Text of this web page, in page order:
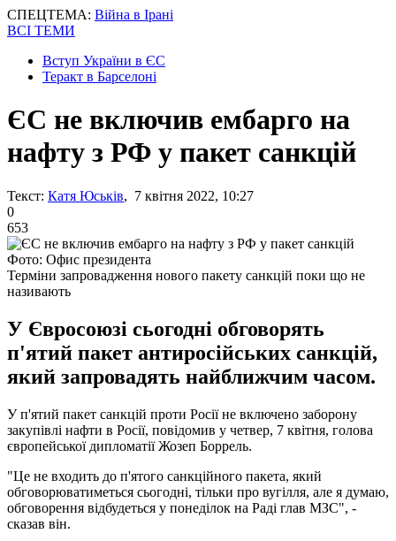
СПЕЦТЕМА: Війна в Ірані
ВСІ ТЕМИ
Вступ України в ЄС
Теракт в Барселоні
ЄС не включив ембарго на
нафту з РФ у пакет санкцій
Текст: Катя Юськів, 7 квітня 2022, 10:27
0
653
Фото: Офис президента
Терміни запровадження нового пакету санкцій поки що не
називають
У Євросоюзі сьогодні обговорять
п'ятий пакет антиросійських санкцій,
який запровадять найближчим часом.
У п'ятий пакет санкцій проти Росії не включено заборону
закупівлі нафти в Росії, повідомив у четвер, 7 квітня, голова
європейської дипломатії Жозеп Боррель.
"Це не входить до п'ятого санкційного пакета, який
обговорюватиметься сьогодні, тільки про вугілля, але я думаю,
обговорення відбудеться у понеділок на Раді глав МЗС", -
сказав він.